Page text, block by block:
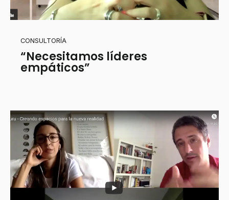
CONSULTORÍA
“Necesitamos líderes
empáticos”